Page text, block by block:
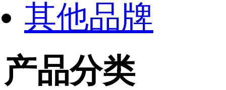
其他品牌
产品分类